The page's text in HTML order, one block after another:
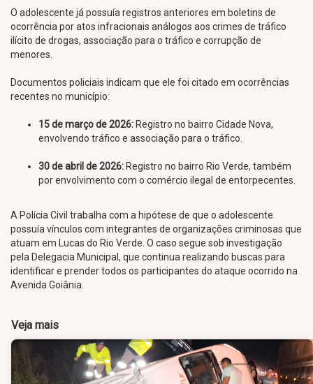
O adolescente já possuía registros anteriores em boletins de
ocorrência por atos infracionais análogos aos crimes de tráfico
ilícito de drogas, associação para o tráfico e corrupção de
menores.
Documentos policiais indicam que ele foi citado em ocorrências
recentes no município:
15 de março de 2026: Registro no bairro Cidade Nova,
envolvendo tráfico e associação para o tráfico.
30 de abril de 2026: Registro no bairro Rio Verde, também
por envolvimento com o comércio ilegal de entorpecentes.
A Polícia Civil trabalha com a hipótese de que o adolescente
possuía vínculos com integrantes de organizações criminosas que
atuam em Lucas do Rio Verde. O caso segue sob investigação
pela Delegacia Municipal, que continua realizando buscas para
identificar e prender todos os participantes do ataque ocorrido na
Avenida Goiânia.
Veja mais